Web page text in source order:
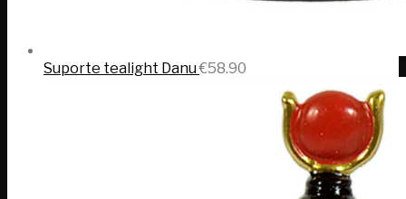
Suporte tealight Danu€58.90